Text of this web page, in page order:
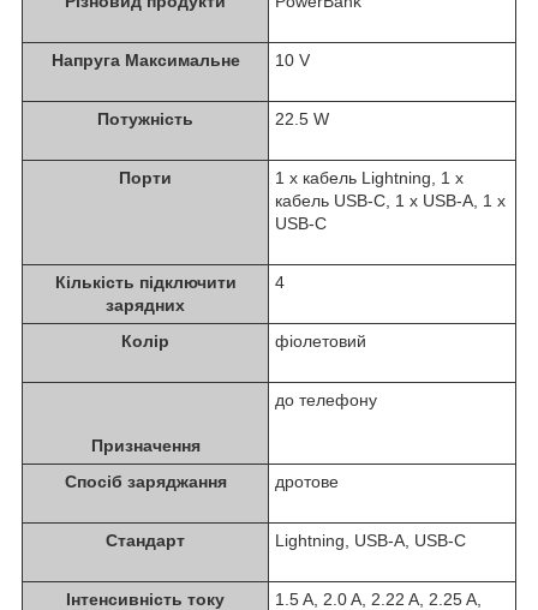
Напруга Максимальне 10 V
Потужність 22.5 W
Порти
1 x кабель Lightning, 1 x
кабель USB-C, 1 x USB-A, 1 x
USB-C
Кількість підключити
зарядних
4
Колір фіолетовий
Призначення
до телефону
Спосіб заряджання дротове
Стандарт Lightning, USB-A, USB-C
Інтенсивність току
1.5 A, 2.0 A, 2.22 A, 2.25 A,